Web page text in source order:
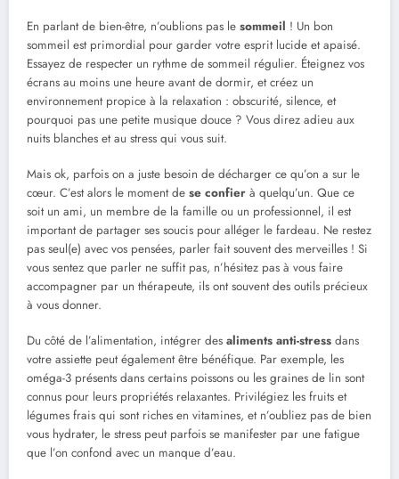
En parlant de bien-être, n’oublions pas le sommeil ! Un bon
sommeil est primordial pour garder votre esprit lucide et apaisé.
Essayez de respecter un rythme de sommeil régulier. Éteignez vos
écrans au moins une heure avant de dormir, et créez un
environnement propice à la relaxation : obscurité, silence, et
pourquoi pas une petite musique douce ? Vous direz adieu aux
nuits blanches et au stress qui vous suit.
Mais ok, parfois on a juste besoin de décharger ce qu’on a sur le
cœur. C’est alors le moment de se confier à quelqu’un. Que ce
soit un ami, un membre de la famille ou un professionnel, il est
important de partager ses soucis pour alléger le fardeau. Ne restez
pas seul(e) avec vos pensées, parler fait souvent des merveilles ! Si
vous sentez que parler ne suffit pas, n’hésitez pas à vous faire
accompagner par un thérapeute, ils ont souvent des outils précieux
à vous donner.
Du côté de l’alimentation, intégrer des aliments anti-stress dans
votre assiette peut également être bénéfique. Par exemple, les
oméga-3 présents dans certains poissons ou les graines de lin sont
connus pour leurs propriétés relaxantes. Privilégiez les fruits et
légumes frais qui sont riches en vitamines, et n’oubliez pas de bien
vous hydrater, le stress peut parfois se manifester par une fatigue
que l’on confond avec un manque d’eau.